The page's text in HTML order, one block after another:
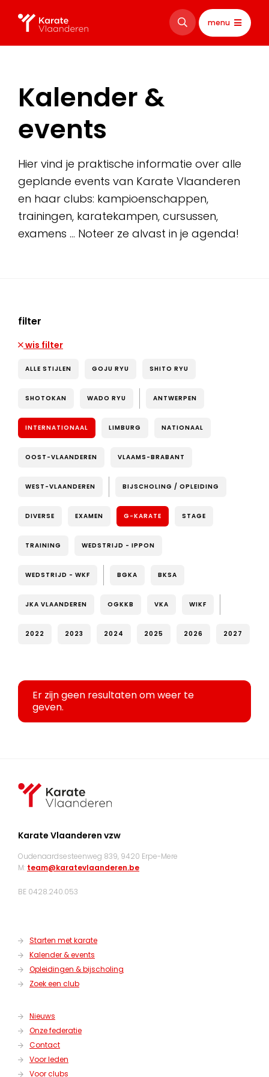
menu
Kalender &
events
Hier vind je praktische informatie over alle
geplande events van Karate Vlaanderen
en haar clubs: kampioenschappen,
trainingen, karatekampen, cursussen,
examens … Noteer ze alvast in je agenda!
filter
wis filter
ALLE STIJLEN GOJU RYU SHITO RYU
SHOTOKAN WADO RYU ANTWERPEN
INTERNATIONAAL LIMBURG NATIONAAL
OOST-VLAANDEREN VLAAMS-BRABANT
WEST-VLAANDEREN BIJSCHOLING / OPLEIDING
DIVERSE EXAMEN G-KARATE STAGE
TRAINING WEDSTRIJD - IPPON
WEDSTRIJD - WKF BGKA BKSA
JKA VLAANDEREN OGKKB VKA WIKF
2022 2023 2024 2025 2026 2027
Er zijn geen resultaten om weer te
geven.
Karate Vlaanderen vzw
Oudenaardsesteenweg 839, 9420 Erpe-Mere
M: team@karatevlaanderen.be
BE 0428.240.053
Starten met karate
Kalender & events
Opleidingen & bijscholing
Zoek een club
Nieuws
Onze federatie
Contact
Voor leden
Voor clubs